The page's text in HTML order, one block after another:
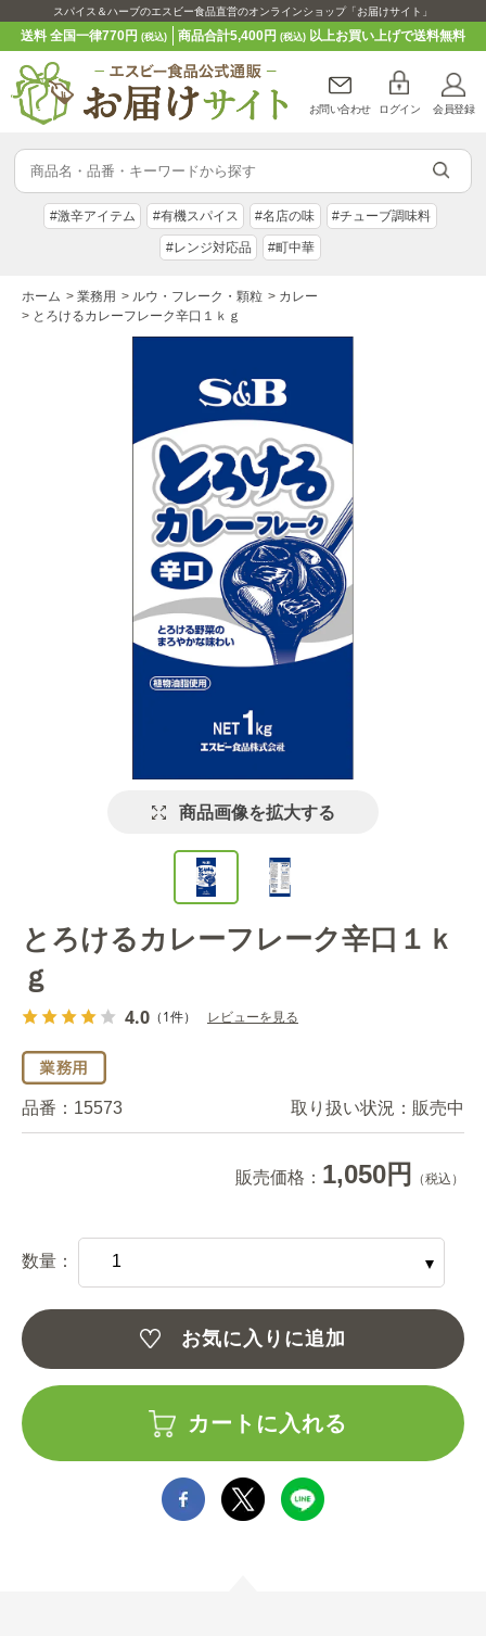
スパイス＆ハーブのエスビー食品直営のオンラインショップ「お届けサイト」
送料 全国一律770円(税込) 商品合計5,400円 (税込)以上お買い上げで送料無料
お問い合わせ ログイン 会員登録
#激辛アイテム #有機スパイス #名店の味 #チューブ調味料
#レンジ対応品 #町中華
ホーム > 業務用 > ルウ・フレーク・顆粒 > カレー
> とろけるカレーフレーク辛口１ｋｇ
商品画像を拡大する
とろけるカレーフレーク辛口１ｋ
ｇ
4.0 （1件） レビューを見る
品番： 15573 取り扱い状況： 販売中
販売価格： 1,050円 （税込）
数量：
お気に入りに追加
カートに入れる